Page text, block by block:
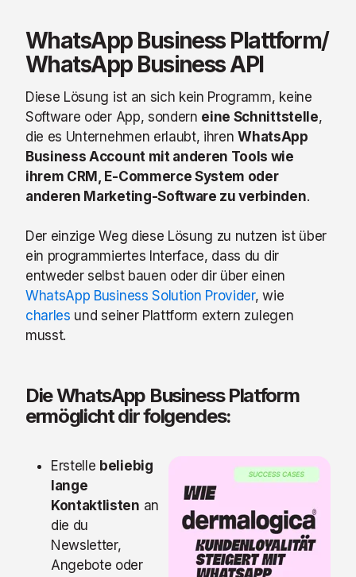
WhatsApp Business Plattform/
WhatsApp Business API
Diese Lösung ist an sich kein Programm, keine
Software oder App, sondern eine Schnittstelle,
die es Unternehmen erlaubt, ihrenWhatsApp
Business Account mit anderen Tools wie
ihrem CRM, E-Commerce System oder
anderen Marketing-Software zu verbinden.
Der einzige Weg diese Lösung zu nutzen ist über
ein programmiertes Interface, dass du dir
entweder selbst bauen oder dir über einen
WhatsApp Business Solution Provider, wie
charles und seiner Plattform extern zulegen
musst.
Die WhatsApp Business Platform
ermöglicht dir folgendes:
Erstelle beliebig
lange
Kontaktlisten an
die du
Newsletter,
Angebote oder